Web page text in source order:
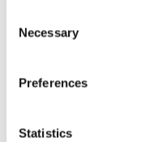
Selection
Necessary
Preferences
Statistics